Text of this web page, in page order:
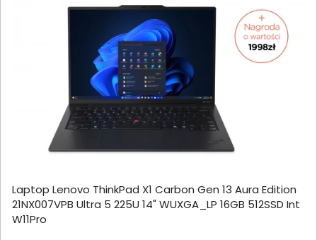
Laptop Lenovo ThinkPad X1 Carbon Gen 13 Aura Edition
21NX007VPB Ultra 5 225U 14" WUXGA_LP 16GB 512SSD Int
W11Pro